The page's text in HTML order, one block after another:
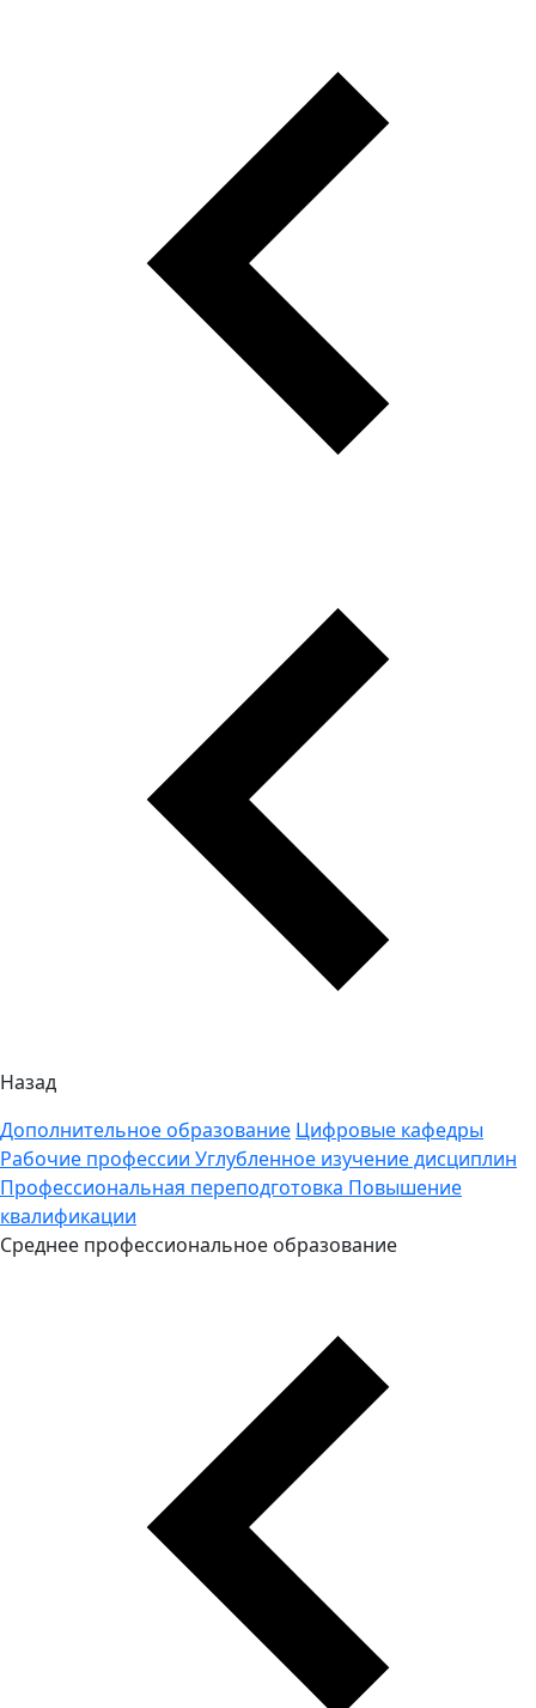
Назад
Дополнительное образование Цифровые кафедры
Рабочие профессии Углубленное изучение дисциплин
Профессиональная переподготовка Повышение
квалификации
Среднее профессиональное образование